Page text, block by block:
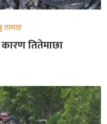
तामाङ
तितेमाछा